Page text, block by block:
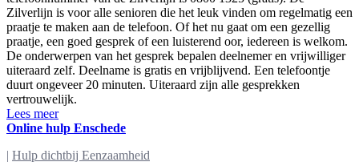
Zilverlijn is voor alle senioren die het leuk vinden om regelmatig een
praatje te maken aan de telefoon. Of het nu gaat om een gezellig
praatje, een goed gesprek of een luisterend oor, iedereen is welkom.
De onderwerpen van het gesprek bepalen deelnemer en vrijwilliger
uiteraard zelf. Deelname is gratis en vrijblijvend. Een telefoontje
duurt ongeveer 20 minuten. Uiteraard zijn alle gesprekken
vertrouwelijk.
Lees meer
Online hulp Enschede
| Hulp dichtbij Eenzaamheid